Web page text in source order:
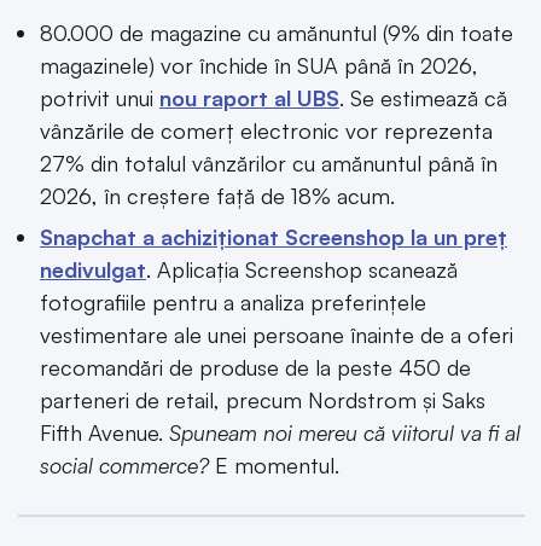
80.000 de magazine cu amănuntul (9% din toate
magazinele) vor închide în SUA până în 2026,
potrivit unui nou raport al UBS. Se estimează că
vânzările de comerț electronic vor reprezenta
27% din totalul vânzărilor cu amănuntul până în
2026, în creștere față de 18% acum.
Snapchat a achiziționat Screenshop la un preț
nedivulgat. Aplicația Screenshop scanează
fotografiile pentru a analiza preferințele
vestimentare ale unei persoane înainte de a oferi
recomandări de produse de la peste 450 de
parteneri de retail, precum Nordstrom și Saks
Fifth Avenue. Spuneam noi mereu că viitorul va fi al
social commerce?E momentul.